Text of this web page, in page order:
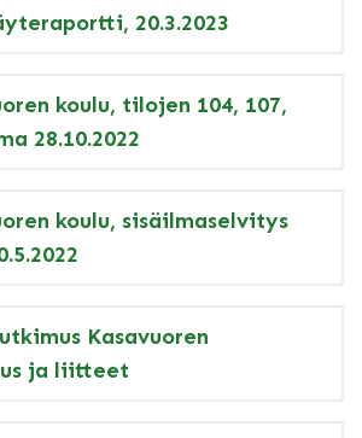
20.3.2023
koulu, tilojen 104, 107,
28.10.2022
koulu, sisäilmaselvitys
Kasavuoren
ja liitteet